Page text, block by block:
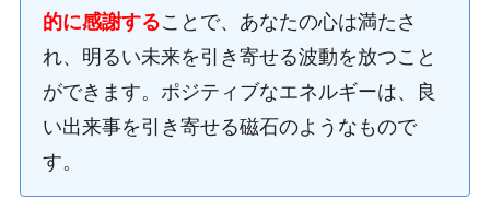
的に感謝することで、あなたの心は満たさ
れ、明るい未来を引き寄せる波動を放つこと
ができます。ポジティブなエネルギーは、良
い出来事を引き寄せる磁石のようなもので
す。